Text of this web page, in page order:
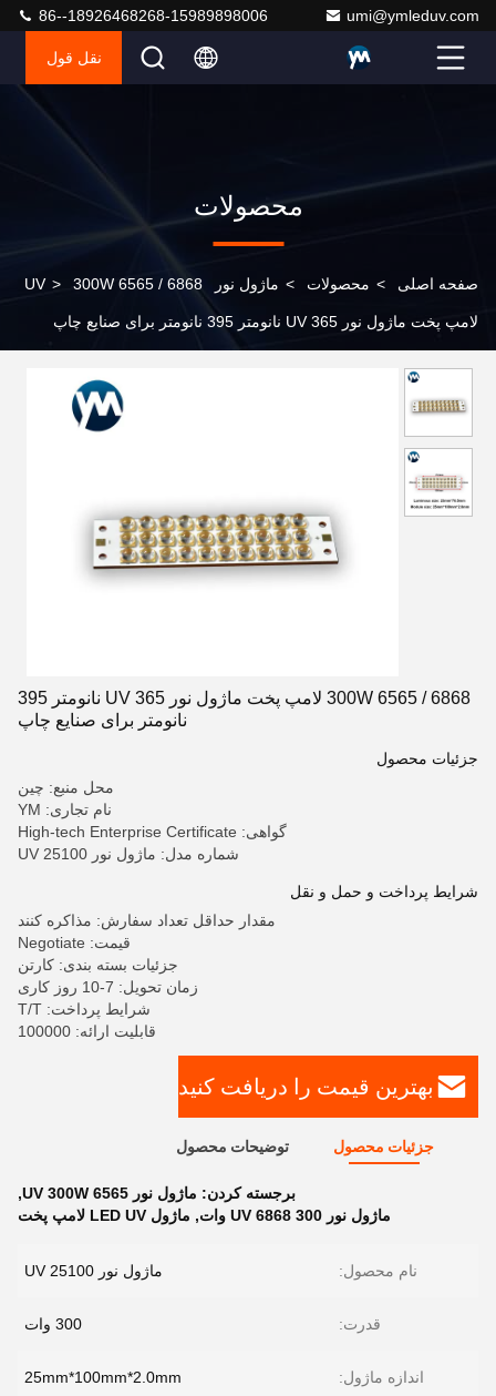
umi@ymleduv.com
86--18926468268-15989898006
نقل قول
محصولات
صفحه اصلی > محصولات > ماژول نور UV > 300W 6565 / 6868
لامپ پخت ماژول نور UV 365 نانومتر 395 نانومتر برای صنایع چاپ
300W 6565 / 6868 لامپ پخت ماژول نور UV 365 نانومتر 395
نانومتر برای صنایع چاپ
جزئیات محصول
محل منبع: چین
نام تجاری: YM
گواهی: High-tech Enterprise Certificate
شماره مدل: ماژول نور UV 25100
شرایط پرداخت و حمل و نقل
مقدار حداقل تعداد سفارش: مذاکره کنند
قیمت: Negotiate
جزئیات بسته بندی: کارتن
زمان تحویل: 7-10 روز کاری
شرایط پرداخت: T/T
قابلیت ارائه: 100000
بهترین قیمت را دریافت کنید
جزئیات محصول توضیحات محصول
برجسته کردن: ماژول نور UV 300W 6565
,
ماژول نور UV 6868 300 وات
, ماژول LED UV لامپ پخت
نام محصول: ماژول نور UV 25100
قدرت: 300 وات
اندازه ماژول: 25mm*100mm*2.0mm